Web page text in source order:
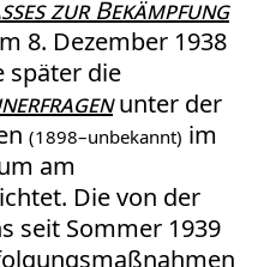
zur Bekämpfung
8. Dezember 1938
später die
unter der
(1898–unbekannt) im
am
Die von der
seit Sommer 1939